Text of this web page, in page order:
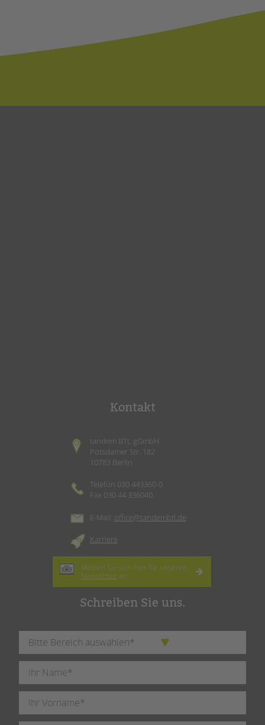
Kontakt
tandem BTL gGmbH
Potsdamer Str. 182
10783 Berlin
Telefon 030 443360-0
Fax 030 44 336040
E-Mail: office@tandembtl.de
Karriere
Melden Sie sich hier für unseren
Newsletter an.
Schreiben Sie uns.